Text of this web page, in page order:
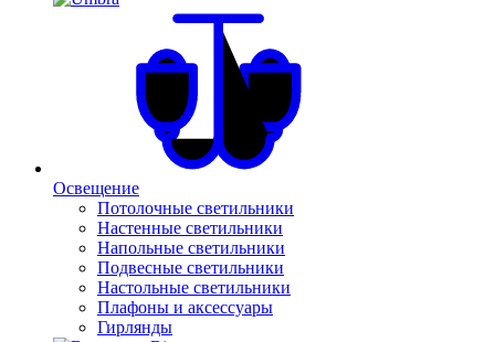
Освещение
Потолочные светильники
Настенные светильники
Напольные светильники
Подвесные светильники
Настольные светильники
Плафоны и аксессуары
Гирлянды